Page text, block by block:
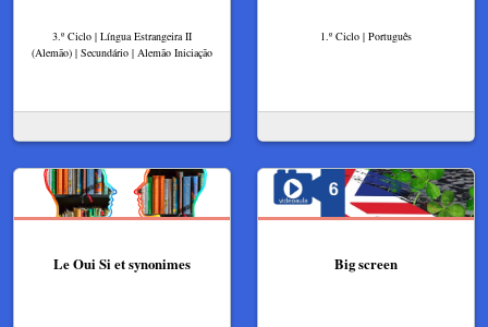
3.º Ciclo | Língua Estrangeira II
(Alemão) | Secundário | Alemão Iniciação
1.º Ciclo | Português
Le Oui Si et synonimes Big screen